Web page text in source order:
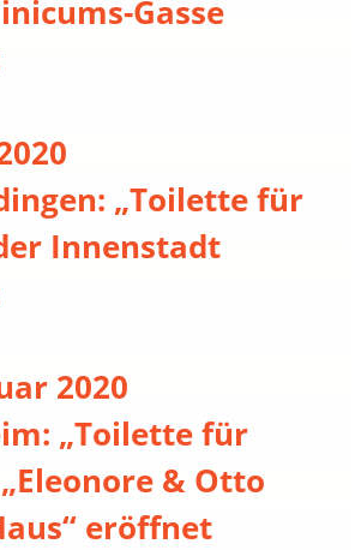
Gasse
„Toilette für
Innenstadt
2020
„Toilette für
& Otto
eröffnet